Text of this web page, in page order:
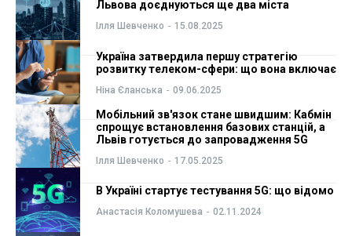
Ми в соц. мережах
Ми в соц. мережах
Львова доєднуються ще два міста
Ілля Шевченко - 15.08.2025
Україна затвердила першу стратегію
розвитку телеком-сфери: що вона включає
Ніна Єланська - 09.06.2025
Мобільний зв'язок стане швидшим: Кабмін
спрощує встановлення базових станцій, а
Львів готується до запровадження 5G
Ілля Шевченко - 17.05.2025
В Україні стартує тестування 5G: що відомо
Анастасія Коломушева - 02.11.2024